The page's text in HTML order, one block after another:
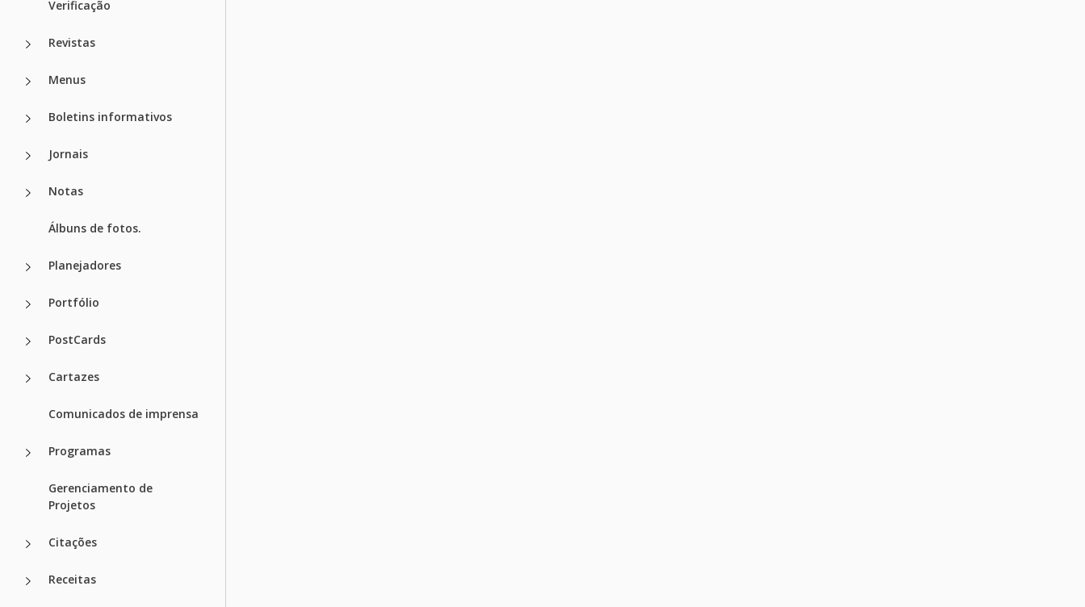
Verificação
Revistas
Menus
Boletins informativos
Jornais
Notas
Álbuns de fotos.
Planejadores
Portfólio
PostCards
Cartazes
Comunicados de imprensa
Programas
Gerenciamento de
Projetos
Citações
Receitas